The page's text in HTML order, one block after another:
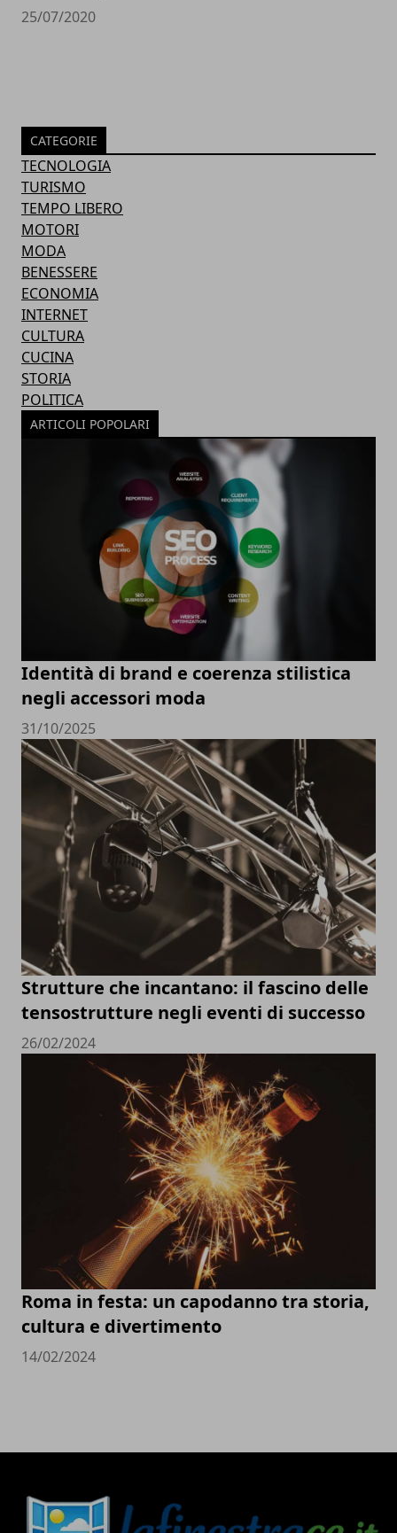
25/07/2020
CATEGORIE
TECNOLOGIA
TURISMO
TEMPO LIBERO
MOTORI
MODA
BENESSERE
ECONOMIA
INTERNET
CULTURA
CUCINA
STORIA
POLITICA
ARTICOLI POPOLARI
Identità di brand e coerenza stilistica
negli accessori moda
31/10/2025
Strutture che incantano: il fascino delle
tensostrutture negli eventi di successo
26/02/2024
Roma in festa: un capodanno tra storia,
cultura e divertimento
14/02/2024